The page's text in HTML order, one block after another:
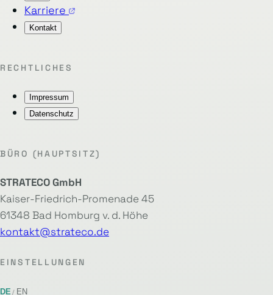
Karriere
Kontakt
RECHTLICHES
Impressum
Datenschutz
BÜRO (HAUPTSITZ)
STRATECO GmbH
Kaiser-Friedrich-Promenade 45
61348 Bad Homburg v. d. Höhe
kontakt@strateco.de
EINSTELLUNGEN
DE EN